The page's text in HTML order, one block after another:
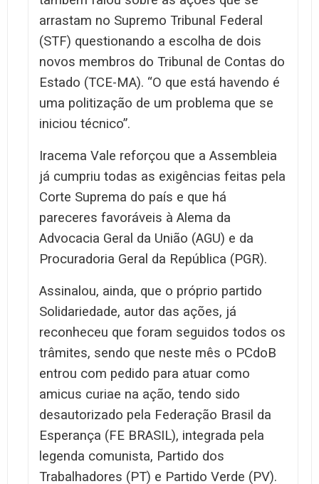
arrastam no Supremo Tribunal Federal
(STF) questionando a escolha de dois
novos membros do Tribunal de Contas do
Estado (TCE-MA). “O que está havendo é
uma politização de um problema que se
iniciou técnico”.
Iracema Vale reforçou que a Assembleia
já cumpriu todas as exigências feitas pela
Corte Suprema do país e que há
pareceres favoráveis à Alema da
Advocacia Geral da União (AGU) e da
Procuradoria Geral da República (PGR).
Assinalou, ainda, que o próprio partido
Solidariedade, autor das ações, já
reconheceu que foram seguidos todos os
trâmites, sendo que neste mês o PCdoB
entrou com pedido para atuar como
amicus curiae na ação, tendo sido
desautorizado pela Federação Brasil da
Esperança (FE BRASIL), integrada pela
legenda comunista, Partido dos
Trabalhadores (PT) e Partido Verde (PV).